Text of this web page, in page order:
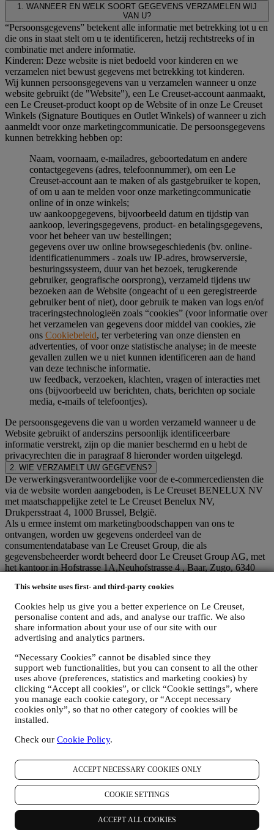
This website uses first- and third-party cookies
Cookies help us give you a better experience on Le Creuset,
personalise content and ads, and analyse our traffic. We also
share information about your use of our site with our
advertising and analytics partners.
“Necessary Cookies” cannot be disabled since they
support web functionalities, but you can consent to all the other
uses above (preferences, statistics and marketing cookies) by
clicking “Accept all cookies”, or click “Cookie settings”, where
you manage each cookie category, or “Accept necessary
cookies only”, so that no other category of cookies will be
installed.
Check our Cookie Policy.
ACCEPT NECESSARY COOKIES ONLY
COOKIE SETTINGS
ACCEPT ALL COOKIES
1. WANNEER EN WELK SOORT GEGEVENS VERZAMELEN WIJ
VAN U?
“Persoonsgegevens” betekent alle informatie met betrekking tot u en
die ons in staat stelt om u te identificeren, hetzij rechtstreeks of in
combinatie met andere informatie.
Kinderen: Deze website is niet bedoeld voor kinderen en we
verzamelen niet bewust gegevens met betrekking tot kinderen.
Wij kunnen persoonsgegevens van u verzamelen wanneer u onze
website gebruikt (de "Website"), een Le Creuset-account aanmaakt,
een Le Creuset-product koopt op de Website of in onze Le Creuset
Winkels (Signature Boutiques en Outlet Winkels) of wanneer u zich
aanmeldt voor onze marketingcommunicatie. De persoonsgegevens
kunnen betrekking hebben op:
Naam, voornaam, e-mailadres, geboortedatum en andere
contactgegevens (adres, telefoonnummer), om een Le
Creuset-account aan te maken of als gastgebruiker te kopen,
of om u aan te melden voor onze marketingcommunicatie
online of in onze winkels;
uw aankoopgegevens, bijvoorbeeld datum en tijdstip van
aankoop, leveringsgegevens, product- en betalingsgegevens,
voor het beheer van uw bestellingen;
gegevens over uw online browsegeschiedenis (bv. online-
identificatienummers - zoals uw IP-adres, browserversie,
besturingssysteem, duur van het bezoek, terugkerende
gebruiker, geografische oorsprong), verzameld tijdens uw
bezoeken aan de Website (ongeacht of u een geregistreerde
gebruiker bent of niet), door gebruik te maken van logs en/of
traceringstechnologieën zoals “cookies” (voor informatie over
het verzamelen van gegevens door middel van cookies, zie
ons Cookiebeleid, ter verbetering van onze diensten en
advertenties, of voor onze statistische analyse; in de meeste
gevallen zullen we u niet kunnen identificeren aan de hand
van deze technische informatie.
uw feedback, verzoeken, klachten, vragen of interacties met
ons (bijvoorbeeld uw berichten, chats, berichten op sociale
media, e-mails of telefoontjes).
De persoonsgegevens die van u worden verzameld wanneer u de
Website gebruikt of anderszins persoonlijk identificeerbare
informatie verstrekt, zijn op die manier beschermd en u hebt de
privacyrechten die in paragraaf 8 hieronder worden uitgelegd.
2. WIE VERZAMELT UW GEGEVENS?
De verwerkingsverantwoordelijke voor de e-commercediensten die
via de website worden aangeboden, is Le Creuset BENELUX NV
met maatschappelijke zetel te Le Creuset Benelux NV,
Drukpersstraat 4, 1000 Brussel, België.
Als u ermee instemt om marketingboodschappen van ons te
ontvangen, worden uw gegevens onderdeel van de
consumentendatabase van Le Creuset Group, die als
gegevensbeheerder wordt beheerd door Le Creuset Group AG, met
het kantoor in Hofstrasse 1A,Neuhofstrasse 4 , Baar, Zugo, 6340
kantoor in Paseo de Gracia 9, 2º, 08007 Barcelona, Spanje, heeft
overeenkomst tot gezamenlijke zeggenschap die in wezen voorziet
in (a) Le Creuset Group AG die verantwoordelijk is voor de
algemene strategie met betrekking tot marketing en
gepersonaliseerde klantervaring; (b) lokale Le Creuset-entiteiten die
profiteren van deze strategie en deze uitvoeren, alsmede
onafhankelijk marketingcommunicatie/initiatieven ontwikkelen op
lokaal niveau (binnen een bepaald land); (c) beide gezamenlijk
beheerders die nodig zijn om de verzoeken van uw betrokkene om
rechten af te handelen.
3. WAAROM VERZAMELEN WIJ DEZE GEGEVENS?
Wij kunnen uw gegevens verwerken voor de volgende doeleinden:
VOOR ONZE WETTELIJKE VERPLICHTINGEN
te voldoen aan onze wettelijke verplichtingen en andere
verplichtingen die voortvloeien uit instructies van de overheid.
OM EEN LE CREUSET-ACCOUNT AAN TE MAKEN
We zullen uw gegevens gebruiken om een Le Creuset-
account aan te maken die u toegang geeft tot een reeks
voordelen voor geregistreerde gebruikers, om beter te kunnen
genieten van onze diensten, zoals sneller afrekenen, meerdere